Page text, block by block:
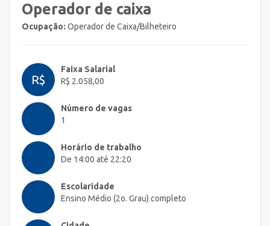
Operador de caixa
Ocupação: Operador de Caixa/Bilheteiro
R$
Faixa Salarial
R$ 2.058,00
Número de vagas
1
Horário de trabalho
De 14:00 até 22:20
Escolaridade
Ensino Médio (2o. Grau) completo